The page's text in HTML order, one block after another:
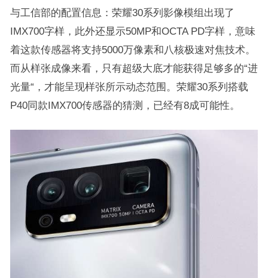
与工信部的配置信息：荣耀30系列影像模组出现了
IMX700字样，此外还显示50MP和OCTA PD字样，意味
着这款传感器将支持5000万像素和八核极速对焦技术。
而从样张成像来看，只有超级大底才能获得足够多的“进
光量“，才能呈现样张所示动态范围。荣耀30系列搭载
P40同款IMX700传感器的猜测，已经有8成可能性。